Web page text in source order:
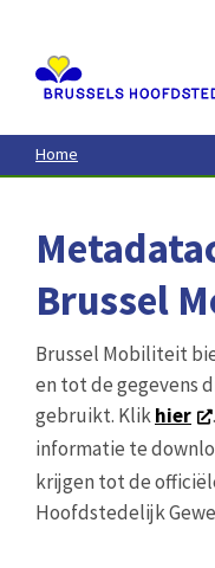
contenu
principal
Home
Brussel
Brussel Mobiliteit
en tot de gegevens
gebruikt. Klikhier
informatie te
krijgen tot de
Hoofdstedelijk